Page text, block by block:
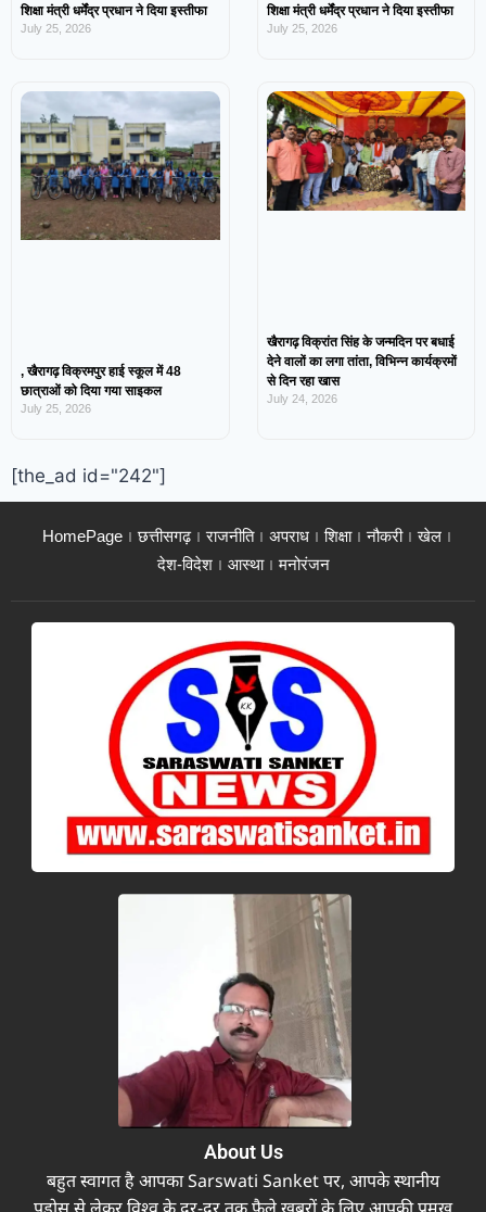
शिक्षा मंत्री धर्मेंद्र प्रधान ने दिया इस्तीफा
July 25, 2026
शिक्षा मंत्री धर्मेंद्र प्रधान ने दिया इस्तीफा
July 25, 2026
, खैरागढ़ विक्रमपुर हाई स्कूल में 48
छात्राओं को दिया गया साइकल
July 25, 2026
खैरागढ़ विक्रांत सिंह के जन्मदिन पर बधाई
देने वालों का लगा तांता, विभिन्न कार्यक्रमों
से दिन रहा खास
July 24, 2026
[the_ad id="242"]
HomePage छत्तीसगढ़ राजनीति अपराध शिक्षा नौकरी
खेल
देश-विदेश
आस्था मनोरंजन
About Us
बहुत स्वागत है आपका Sarswati Sanket पर, आपके स्थानीय